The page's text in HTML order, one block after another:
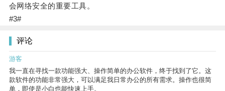
会网络安全的重要工具。
#3#
评论
游客
我一直在寻找一款功能强大、操作简单的办公软件，终于找到了它。这
款软件的功能非常强大，可以满足我日常办公的所有需求。操作也很简
单，即使是小白也能快速上手。